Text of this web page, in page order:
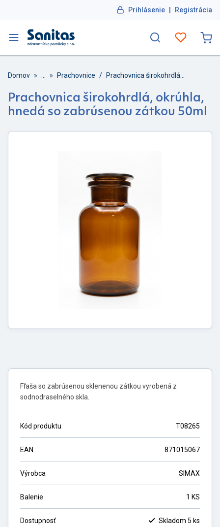
Prihlásenie | Registrácia
Domov » » Prachovnice /
Prachovnica širokohrdlá, okrúhla,
hnedá so zabrúsenou zátkou 50ml
Fľaša so zabrúsenou sklenenou zátkou vyrobená z
sodnodraselného skla.
Kód produktu T08265
EAN 871015067
Výrobca SIMAX
Balenie 1 KS
Dostupnosť Skladom 5 ks